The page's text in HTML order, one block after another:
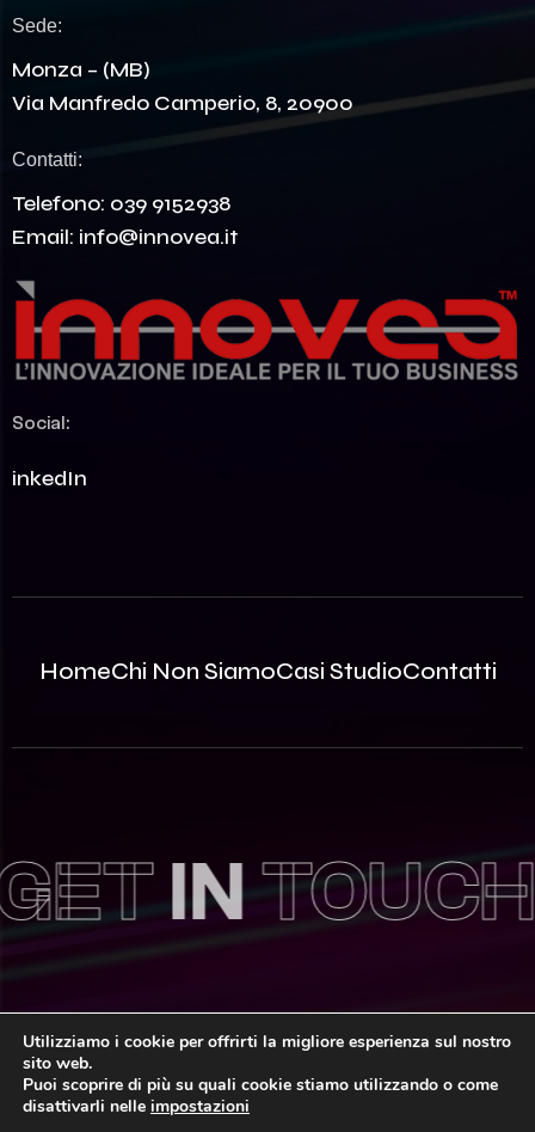
Sede:
Monza – (MB)
Via Manfredo Camperio, 8, 20900
Contatti:
Telefono: 039 9152938
Email: info@innovea.it
Social:
LinkedIn
HomeChi Non SiamoCasi StudioContatti
INTOUCH
© 2026 Innovea S.r.l. – P.Iva: 09812870963 | REA MB –
2535786 | Capitale Sociale: 100.000,00€ i.v.
Utilizziamo i cookie per offrirti la migliore esperienza sul nostro
sito web.
Puoi scoprire di più su quali cookie stiamo utilizzando o come
disattivarli nelle impostazioni